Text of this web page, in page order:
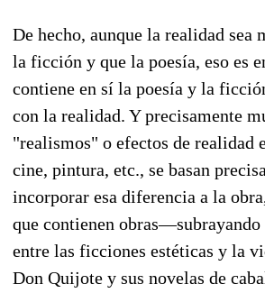
De hecho, aunque la realidad sea
la ficción y que la poesía, eso es
contiene en sí la poesía y la
con la realidad. Y precisamente
"realismos" o efectos de realidad
cine, pintura, etc., se basan
incorporar esa diferencia a la
que contienen obras—subrayando
entre las ficciones estéticas y la
Don Quijote y sus novelas de